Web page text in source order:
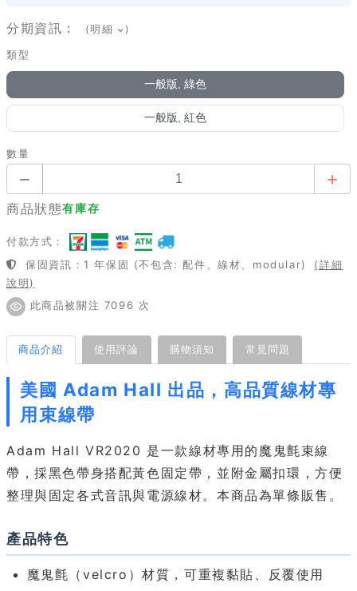
分期資訊： (明細 )
類型
一般版, 綠色
一般版, 紅色
數量
商品狀態有庫存
付款方式：
保固資訊：1 年保固 (不包含: 配件、線材、modular)
(詳細
說明)
此商品被關注 7096 次
商品介紹 使用評論 購物須知 常見問題
美國 Adam Hall 出品，高品質線材專
用束線帶
Adam Hall VR2020 是一款線材專用的魔鬼氈束線
帶，採黑色帶身搭配黃色固定帶，並附金屬扣環，方便
整理與固定各式音訊與電源線材。本商品為單條販售。
產品特色
魔鬼氈（velcro）材質，可重複黏貼、反覆使用